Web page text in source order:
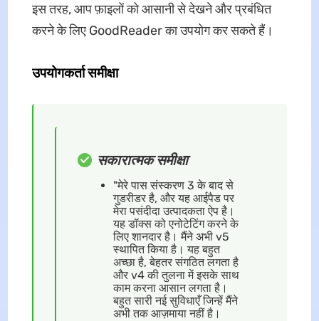
इस तरह, आप फ़ाइलों को आसानी से देखने और प्रबंधित
करने के लिए GoodReader का उपयोग कर सकते हैं।
उपयोगकर्ता समीक्षा
सकारात्मक समीक्षा
"मेरे पास संस्करण 3 के बाद से
गुडरीडर है, और यह आईपैड पर
मेरा पसंदीदा उत्पादकता ऐप है।
यह डॉक्स को एनोटेटिंग करने के
लिए शानदार है। मैंने अभी v5
स्थापित किया है। यह बहुत
अच्छा है, बेहतर संगठित लगता है
और v4 की तुलना में इसके साथ
काम करना आसान लगता है।
बहुत सारी नई सुविधाएँ जिन्हें मैंने
अभी तक आज़माया नहीं है।